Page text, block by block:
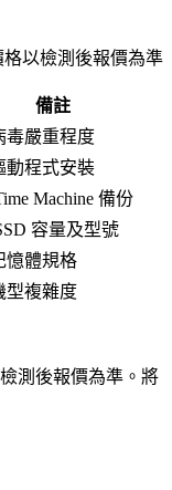
以檢測後報價為準
備註
毒嚴重程度
動程式安裝
Machine 備份
容量及型號
憶體規格
型複雜度
測後報價為準。將